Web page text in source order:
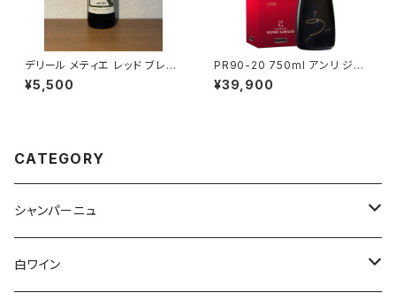
デリール メティエ レッド ブレン
ド 2022 デリール・セラーズ 赤
ワイン 750ml
¥5,500
PR90-20 750ml アンリ ジロ
ー シャンパーニュ フランス 正規
品
¥39,900
CATEGORY
シャンパーニュ
アンリ・ジロー
白ワイン